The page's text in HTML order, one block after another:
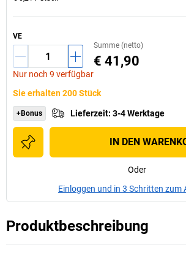
VE
Nur noch 9 verfügbar
Summe (netto)
€ 41,90
Sie erhalten 200 Stück
+Bonus Lieferzeit: 3-4 Werktage
IN DEN
Oder
Einloggen und in 3 Schritten zum
Produktbeschreibung